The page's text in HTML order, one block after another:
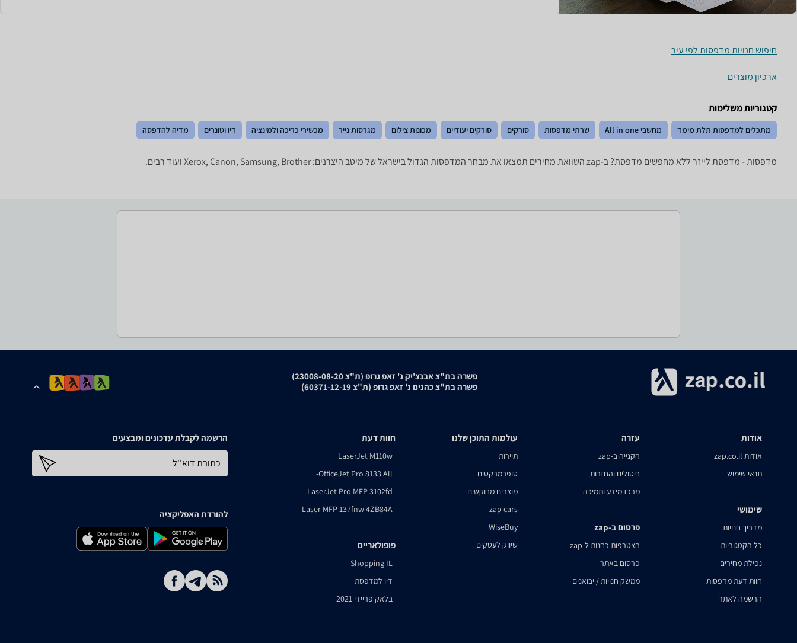
חיפוש חנויות מדפסות לפי עיר
ארכיון מוצרים
קטגוריות משלימות
מתכלים למדפסות תלת מימד מחשבי All in one שרתי מדפסות סורקים סורקים יעודיים מכונות צילום מגרסות נייר מכשירי כריכה ולמינציה דיו וטונרים מדיה להדפסה
מדפסות - ‏מדפסת לייזר ‏ללא מחפשים מדפסת? ב-zap השוואת מחירים תמצאו את מבחר המדפסות הגדול בישראל של מיטב היצרנים: Xerox, Canon, Samsung, Brother ועוד רבים.
פשרה בת"צ אבנצ'יק נ' זאפ גרופ (ת"צ 23008-08-20)
פשרה בת"צ כהנים נ' זאפ גרופ (ת"צ 60371-12-19)
אודות
אודות zap.co.il
תנאי שימוש
שימושי
מדריך חנויות
כל הקטגוריות
נפילת מחירים
חוות דעת מדפסות
הרשמה לאתר
עזרה
הקנייה ב-zap
ביטולים והחזרות
מרכז מידע ותמיכה
פרסום ב-zap
הצטרפות כחנות ל-zap
פרסום באתר
ממשק חנויות / יבואנים
עולמות התוכן שלנו
תיירות
סופרמרקטים
מוצרים מבוקשים
zap cars
WiseBuy
שיווק לעסקים
חוות דעת
LaserJet M110w
OfficeJet Pro 8133 All-
LaserJet Pro MFP 3102fd
Laser MFP 137fnw 4ZB84A
פופולאריים
Shopping IL
דיו למדפסת
בלאק פריידי 2021
הרשמה לקבלת עדכונים ומבצעים
כתובת דוא''ל
להורדת האפליקציה